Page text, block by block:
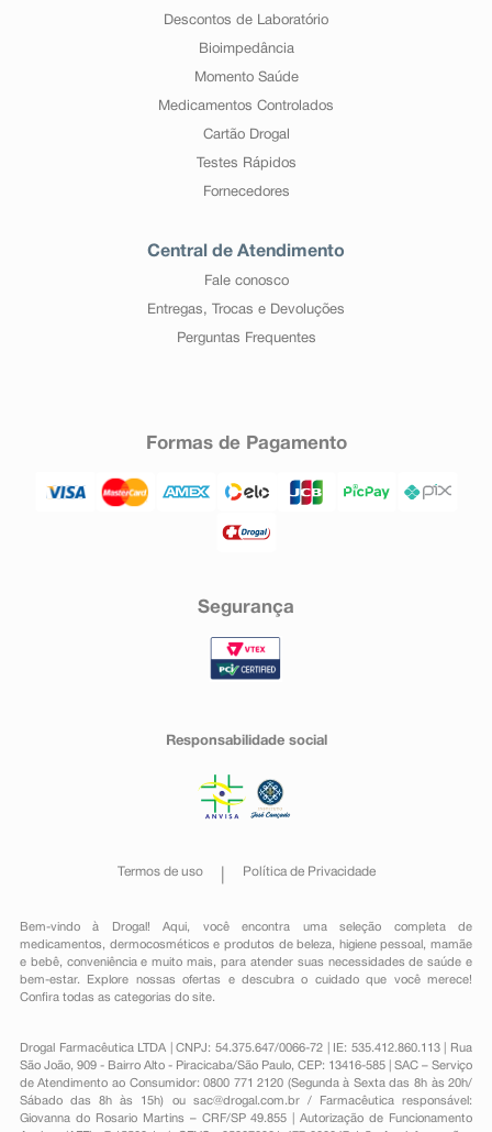
Descontos de Laboratório
Bioimpedância
Momento Saúde
Medicamentos Controlados
Cartão Drogal
Testes Rápidos
Fornecedores
Central de Atendimento
Fale conosco
Entregas, Trocas e Devoluções
Perguntas Frequentes
Formas de Pagamento
Segurança
Responsabilidade social
Termos de uso Política de Privacidade
Bem-vindo à Drogal! Aqui, você encontra uma seleção completa de
medicamentos , dermocosméticos e produtos de beleza, higiene pessoal ,mamãe
e bebê, conveniênciae muito mais, para atender suas necessidades de saúde e
bem-estar. Explore nossas ofertas e descubra o cuidado que você merece!
Confira todas as categorias do site.
Drogal Farmacêutica LTDA | CNPJ: 54.375.647/0066-72 | IE: 535.412.860.113 | Rua
São João, 909 - Bairro Alto - Piracicaba/São Paulo, CEP: 13416-585 | SAC – Serviço
de Atendimento ao Consumidor: 0800 771 2120 (Segunda à Sexta das 8h às 20h/
Sábado das 8h às 15h) ou sac@drogal.com.br/ Farmacêutica responsável:
Giovanna do Rosario Martins – CRF/SP 49.855 | Autorização de Funcionamento